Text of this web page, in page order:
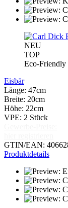
NEU
TOP
Eco-Friendly
Eisbär
Länge: 47cm
Breite: 20cm
Höhe: 22cm
VPE: 2 Stück
GTIN/EAN:
Produktdetails